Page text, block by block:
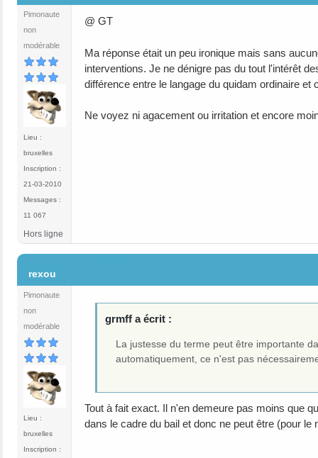
Pimonaute
non
modérable
Lieu :
bruxelles
Inscription :
21-03-2010
Messages :
11 067
@ GT
Ma réponse était un peu ironique mais sans
interventions. Je ne dénigre pas du tout l'intérêt
différence entre le langage du quidam ordinaire et
Ne voyez ni agacement ou irritation et encore
Hors ligne
rexou
Pimonaute
non
modérable
Lieu :
bruxelles
Inscription :
grmff a écrit :
La justesse du terme peut être importante
automatiquement, ce n'est pas
Tout à fait exact. Il n'en demeure pas moins que
dans le cadre du bail et donc ne peut être (pour